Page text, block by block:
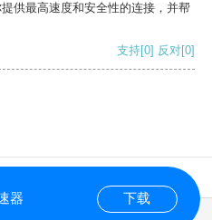
供最高速度和安全性的连接，并帮
支持[0] 反对[0]
器 下载